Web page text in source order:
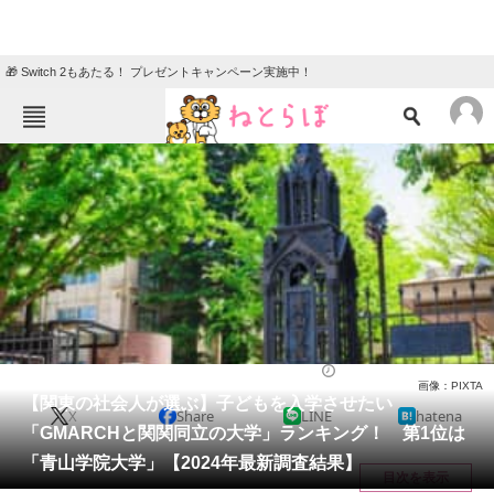
🎁 Switch 2もあたる！ プレゼントキャンペーン実施中！
ねとらぼメニュー
TOP ニュース
エンタメ クイズ
グルメ 地域
住まい 教育・育児
動物 リサーチ
会員記事
メディア
注目記事を集めた総合ページ
【関東の社会人が選ぶ】子どもを入学させたい
「GMARCHと関関同立の大学」ランキング！ 第1位は
「青山学院大学」【2024年最新調査結果】
画像：PIXTA
X Share LINE hatena
目次を表示